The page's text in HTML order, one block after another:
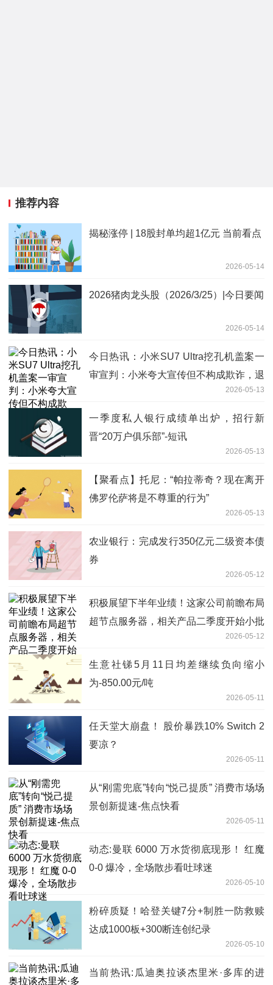
推荐内容
揭秘涨停 | 18股封单均超1亿元 当前看点
2026-05-14
2026猪肉龙头股（2026/3/25）|今日要闻
2026-05-14
今日热讯：小米SU7 Ultra挖孔机盖案一
审宣判：小米夸大宣传但不构成欺诈，退
2026-05-13
一季度私人银行成绩单出炉，招行新
晋“20万户俱乐部”-短讯
2026-05-13
【聚看点】托尼：“帕拉蒂奇？现在离开
佛罗伦萨将是不尊重的行为”
2026-05-13
农业银行：完成发行350亿元二级资本债
券
2026-05-12
积极展望下半年业绩！这家公司前瞻布局
超节点服务器，相关产品二季度开始小批
2026-05-12
生意社锑5月11日均差继续负向缩小
为-850.00元/吨
2026-05-11
任天堂大崩盘！ 股价暴跌10% Switch 2
要凉？
2026-05-11
从“刚需兜底”转向“悦己提质” 消费市场场
景创新提速-焦点快看
2026-05-11
动态:曼联 6000 万水货彻底现形！ 红魔
0-0 爆冷，全场散步看吐球迷
2026-05-10
粉碎质疑！哈登关键7分+制胜一防救赎
达成1000板+300断连创纪录
2026-05-10
当前热讯:瓜迪奥拉谈杰里米·多库的进